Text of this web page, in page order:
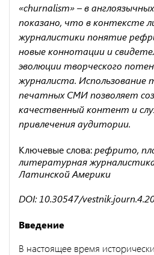
«churnalism» – в
показано, что в контексте
журналистики понятие
новые коннотации и
эволюции творческого
журналиста.
печатных СМИ позволяет
качественный контент и
привлечения аудитории.
Ключевые слова:рефрито,
литературная
Латинской Америки
DOI: 10.30547/
Введение
В настоящее время